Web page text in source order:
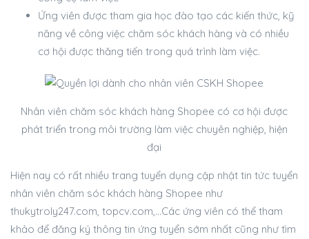
Ứng viên được tham gia học đào tạo các kiến thức, kỹ
năng về công việc chăm sóc khách hàng và có nhiều
cơ hội được thăng tiến trong quá trình làm việc.
Nhân viên chăm sóc khách hàng Shopee có cơ hội được
phát triển trong môi trường làm việc chuyên nghiệp, hiện
đại
Hiện nay có rất nhiều trang tuyển dụng cập nhật tin tức tuyển
nhân viên chăm sóc khách hàng Shopee như
thukytroly247.com, topcv.com,…Các ứng viên có thể tham
khảo để đăng ký thông tin ứng tuyển sớm nhất cũng như tìm